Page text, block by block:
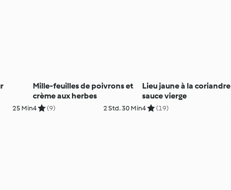
25 Min
Mille-feuilles de poivrons et
crème aux herbes
4 (9) 2 Std. 30 Min
Lieu jaune à la coriandre
sauce vierge
4 (19)